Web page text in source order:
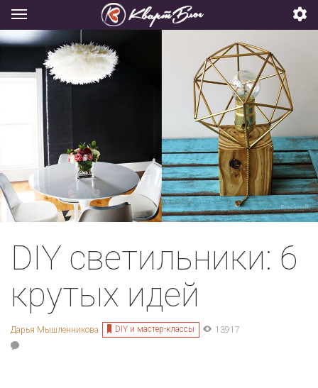
DIY светильники: 6
крутых идей
Дарья Мышленникова DIY и мастер-классы 13917